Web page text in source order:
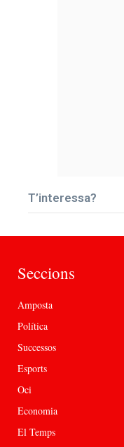
T’interessa?
Seccions
Amposta
Política
Successos
Esports
Oci
Economia
El Temps